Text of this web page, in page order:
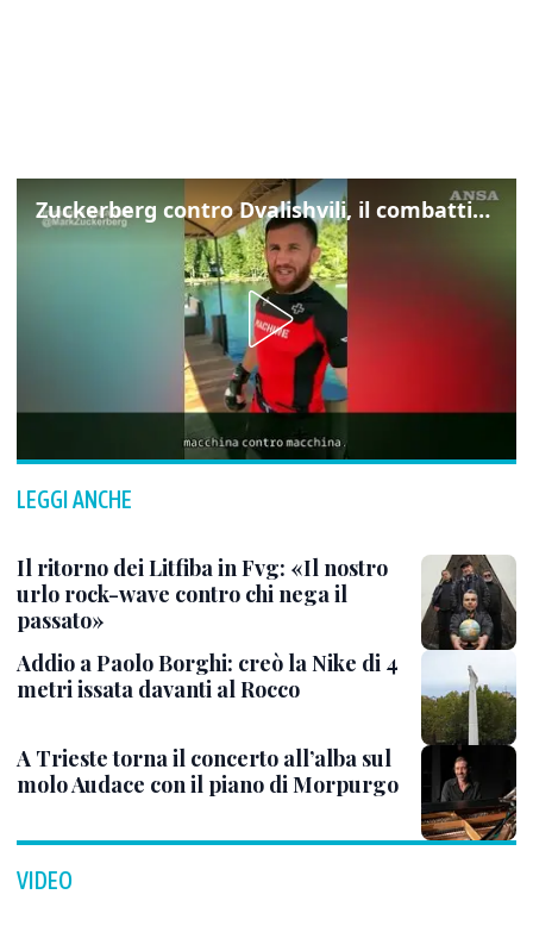
Zuckerberg contro Dvalishvili, il combattimento in mezzo a un lago
LEGGI ANCHE
Il ritorno dei Litfiba in Fvg: «Il nostro
urlo rock-wave contro chi nega il
passato»
Addio a Paolo Borghi: creò la Nike di 4
metri issata davanti al Rocco
A Trieste torna il concerto all’alba sul
molo Audace con il piano di Morpurgo
VIDEO